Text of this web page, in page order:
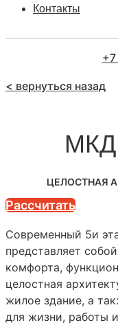
Контакты
< вернуться назад
МКД
ЦЕЛОСТНАЯ
Рассчитать
Современный 5и
представляет
комфорта,
целостная
жилое здание, а
для жизни, работы